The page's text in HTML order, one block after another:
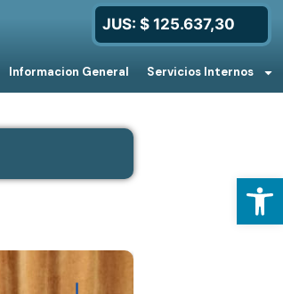
Informacion General Servicios Internos
JUS: $ 125.637,30